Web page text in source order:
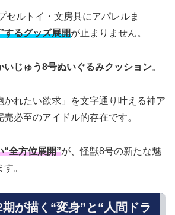
セルトイ・文房具にアパレルま
するグッズ展開が止まりません。
いじゅう8号ぬいぐるみクッション。
かれたい欲求」を文字通り叶える神ア
必至のアイドル的存在です。
“全方位展開”が、怪獣8号の新たな魅
。
が描く“変身”と“人間ドラ